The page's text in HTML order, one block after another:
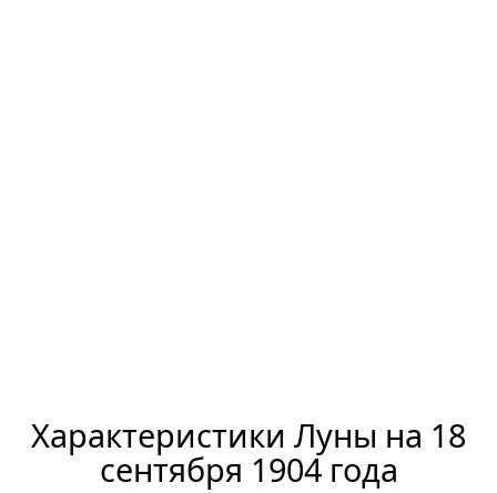
Характеристики Луны на 18
сентября 1904 года